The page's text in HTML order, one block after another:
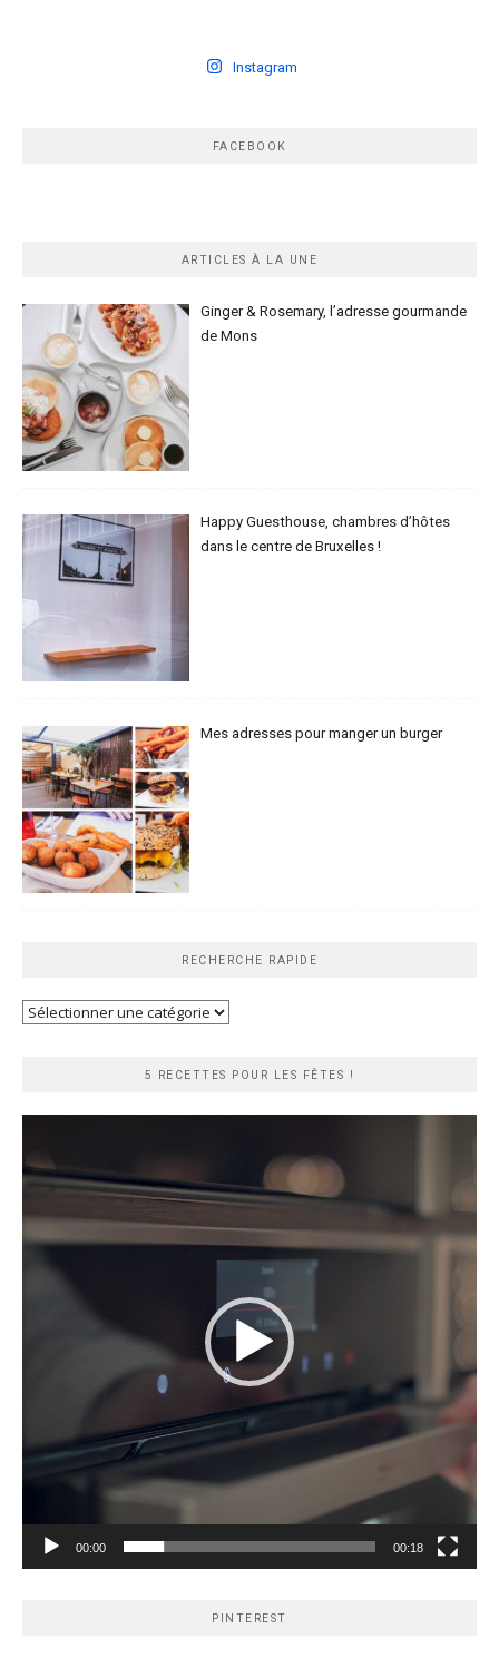
Instagram
FACEBOOK
ARTICLES À LA UNE
Ginger & Rosemary, l’adresse gourmande
de Mons
Happy Guesthouse, chambres d’hôtes
dans le centre de Bruxelles !
Mes adresses pour manger un burger
RECHERCHE RAPIDE
Recherche
5 RECETTES POUR LES FÊTES !
00:00 00:18
PINTEREST